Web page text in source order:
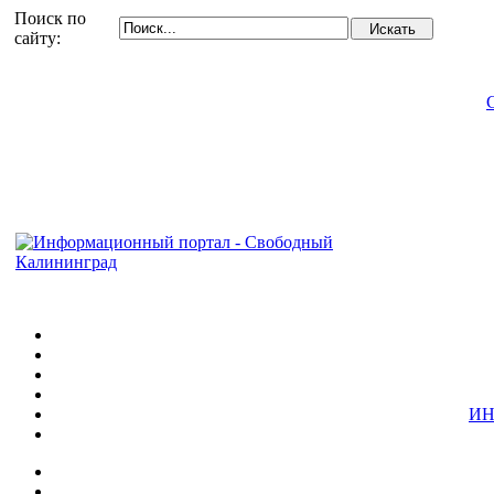
Поиск по
сайту: